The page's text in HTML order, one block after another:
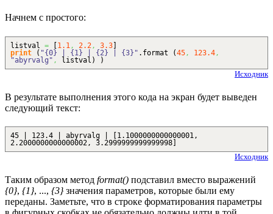
Начнем с простого:
listval = [1.1 , 2.2 , 3.3]
print
( "{0} | {1} | {2} | {3}" . format (45 , 123.4 ,
"abyrvalg" , listval ) )
Исходник
В результате выполнения этого кода на экран будет выведен
следующий текст:
45 | 123.4 | abyrvalg | [1.1000000000000001,
2.2000000000000002, 3.2999999999999998]
Исходник
Таким образом метод format() подставил вместо выражений
{0}, {1}, ..., {3}значения параметров, которые были ему
переданы. Заметьте, что в строке форматирования параметры